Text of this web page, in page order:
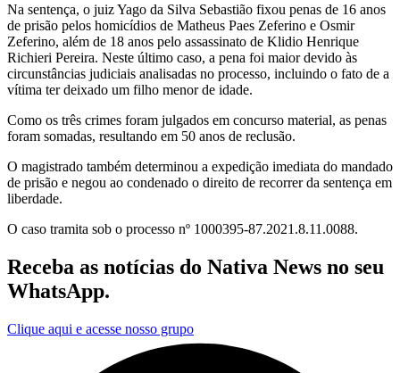
Na sentença, o juiz Yago da Silva Sebastião fixou penas de 16 anos
de prisão pelos homicídios de Matheus Paes Zeferino e Osmir
Zeferino, além de 18 anos pelo assassinato de Klidio Henrique
Richieri Pereira. Neste último caso, a pena foi maior devido às
circunstâncias judiciais analisadas no processo, incluindo o fato de a
vítima ter deixado um filho menor de idade.
Como os três crimes foram julgados em concurso material, as penas
foram somadas, resultando em 50 anos de reclusão.
O magistrado também determinou a expedição imediata do mandado
de prisão e negou ao condenado o direito de recorrer da sentença em
liberdade.
O caso tramita sob o processo nº 1000395-87.2021.8.11.0088.
Receba as notícias do Nativa News no seu
WhatsApp.
Clique aqui e acesse nosso grupo